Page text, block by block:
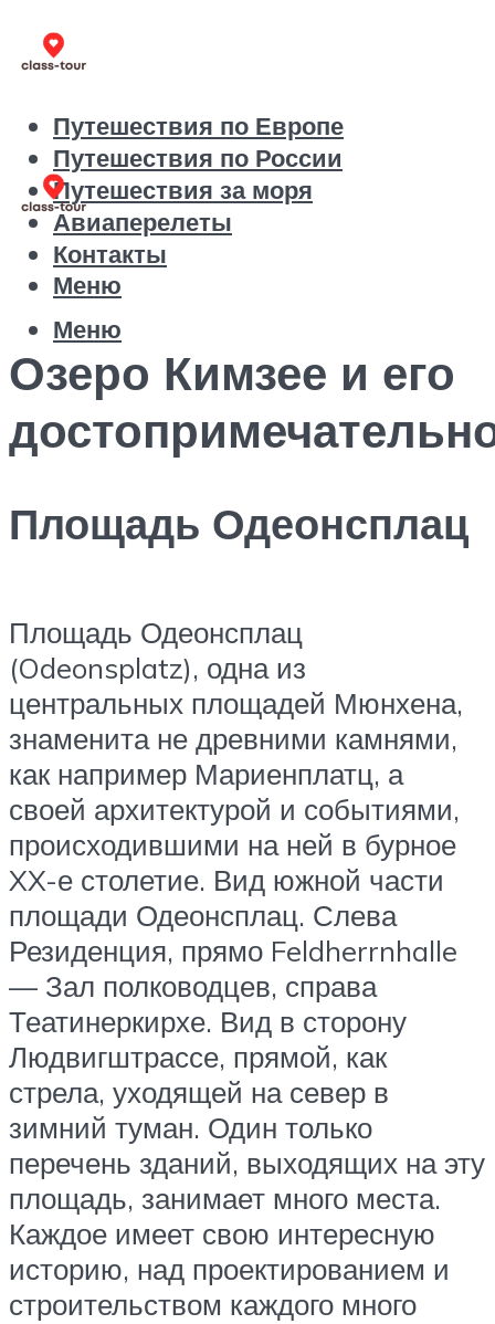
Путешествия по Европе
Путешествия по России
Путешествия за моря
Авиаперелеты
Контакты
Меню
Меню
Озеро Кимзее и его
Площадь Одеонсплац
Площадь Одеонсплац
(Odeonsplatz), одна из
центральных площадей Мюнхена,
знаменита не древними камнями,
как например Мариенплатц, а
своей архитектурой и событиями,
происходившими на ней в бурное
XX-е столетие. Вид южной части
площади Одеонсплац. Слева
Резиденция, прямо Feldherrnhalle
— Зал полководцев, справа
Театинеркирхе. Вид в сторону
Людвигштрассе, прямой, как
стрела, уходящей на север в
зимний туман. Один только
перечень зданий, выходящих на эту
площадь, занимает много места.
Каждое имеет свою интересную
историю, над проектированием и
строительством каждого много